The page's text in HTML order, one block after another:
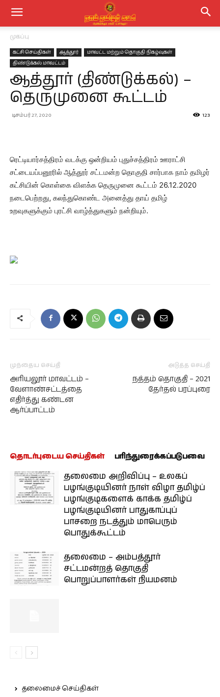
முகப்பு
கட்சி செய்திகள் ஆத்தூர்
மாவட்ட மற்றும் தொகுதி நிகழ்வுகள்
திண்டுக்கல் மாவட்டம்
ஆத்தூர் (திண்டுக்கல்) –
தெருமுனை கூட்டம்
டிசம்பர் 27, 2020 123
ரெட்டியார்சத்திரம் வடக்கு ஒன்றியம் புதுச்சத்திரம் ஊராட்சி
சட்டையப்பனூரில் ஆத்தூர் சட்டமன்ற தொகுதி சார்பாக நாம் தமிழர்
கட்சியின் கொள்கை விளக்க தெருமுனை கூட்டம் 26.12.2020
நடைபெற்றது, கலந்துகொண்ட அனைத்து தாய் தமிழ்
உறவுகளுக்கும் புரட்சி வாழ்த்துகளும் நன்றியும்.
முந்தைய செய்தி
அரியலூர் மாவட்டம் –
வேளாண்சட்டத்தை
எதிர்த்து கண்டன
ஆர்ப்பாட்டம்
அடுத்த செய்தி
நத்தம் தொகுதி – 2021
தேர்தல் பரப்புரை
தொடர்புடைய செய்திகள் பரிந்துரைக்கப்படுபவை
தலைமை அறிவிப்பு – உலகப்
பழங்குடியினர் நாள் விழா தமிழ்ப்
பழங்குடிகளைக் காக்க தமிழ்ப்
பழங்குடியினர் பாதுகாப்புப்
பாசறை நடத்தும் மாபெரும்
பொதுக்கூட்டம்
தலைமை – அம்பத்தூர்
சட்டமன்றத் தொகுதி
பொறுப்பாளர்கள் நியமனம்
தலைமைச் செய்திகள்